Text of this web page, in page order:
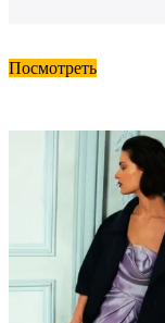
Посмотреть